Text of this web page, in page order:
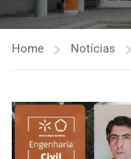
Home Notícias